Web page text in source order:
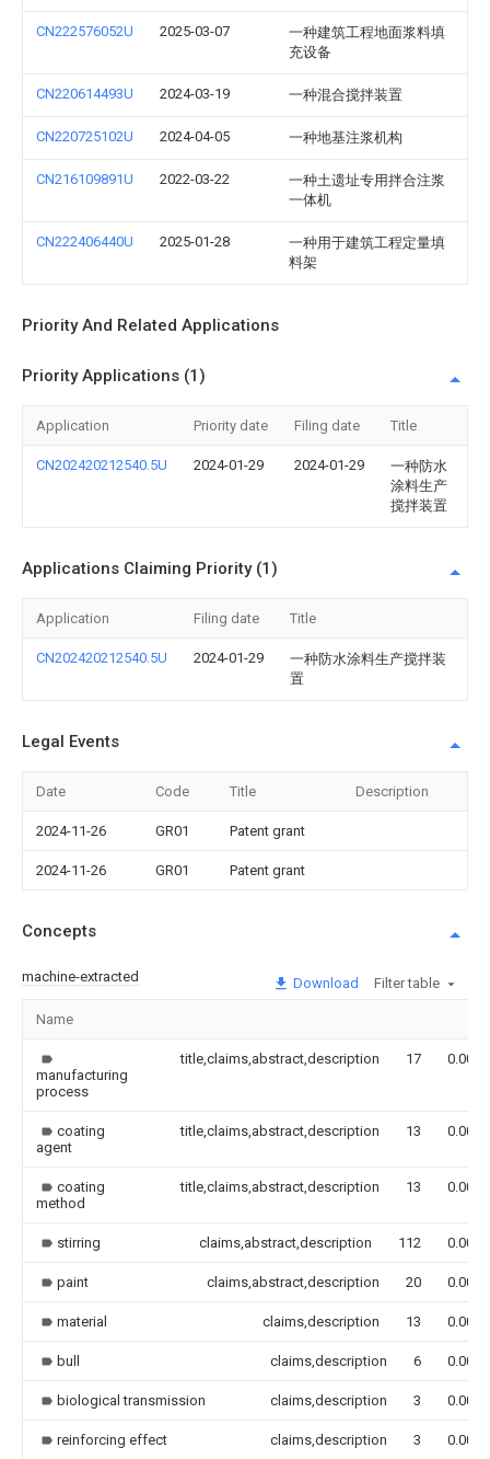
CN222576052U 2025-03-07
一种建筑工程地面浆料填
充设备
CN220614493U 2024-03-19 一种混合搅拌装置
CN220725102U 2024-04-05 一种地基注浆机构
CN216109891U 2022-03-22
一种土遗址专用拌合注浆
一体机
CN222406440U 2025-01-28
一种用于建筑工程定量填
料架
Priority And Related Applications
Priority Applications (1)
Application Priority date Filing date Title
CN202420212540.5U 2024-01-29 2024-01-29
一种防水
涂料生产
搅拌装置
Applications Claiming Priority (1)
Application Filing date Title
CN202420212540.5U 2024-01-29
一种防水涂料生产搅拌装
置
Legal Events
Date Code Title Description
2024-11-26 GR01 Patent grant
2024-11-26 GR01 Patent grant
Concepts
machine-extracted Download Filter table
Name
manufacturing
process
title,claims,abstract,description 17 0.000
coating
agent
title,claims,abstract,description 13 0.000
coating
method
title,claims,abstract,description 13 0.000
stirring claims,abstract,description 112 0.000
paint claims,abstract,description 20 0.000
material claims,description 13 0.000
bull claims,description 6 0.000
biological transmission claims,description 3 0.000
reinforcing effect claims,description 3 0.000